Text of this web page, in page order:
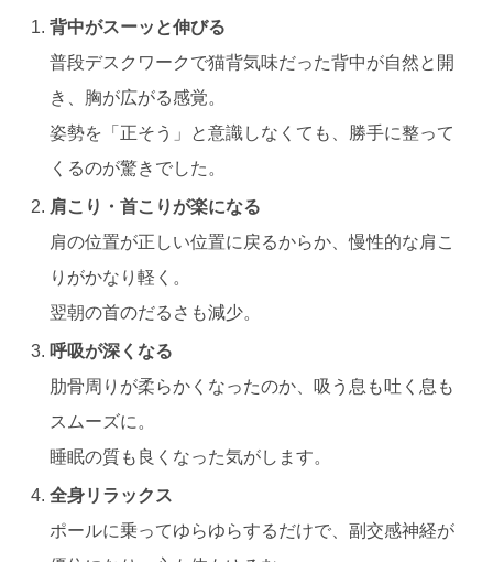
背中がスーッと伸びる
普段デスクワークで猫背気味だった背中が自然と開
き、胸が広がる感覚。
姿勢を「正そう」と意識しなくても、勝手に整って
くるのが驚きでした。
肩こり・首こりが楽になる
肩の位置が正しい位置に戻るからか、慢性的な肩こ
りがかなり軽く。
翌朝の首のだるさも減少。
呼吸が深くなる
肋骨周りが柔らかくなったのか、吸う息も吐く息も
スムーズに。
睡眠の質も良くなった気がします。
全身リラックス
ポールに乗ってゆらゆらするだけで、副交感神経が